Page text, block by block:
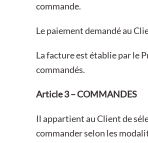
commande.
Le paiement demandé au
La facture est établie par le
commandés.
Article 3 – COMMANDES
Il appartient au Client de
commander selon les